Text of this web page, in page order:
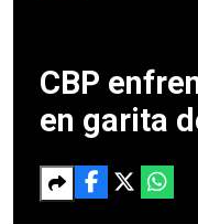
CBP
en garita